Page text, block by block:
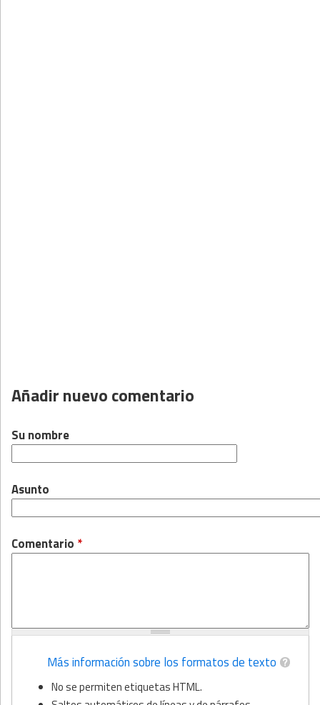
Añadir nuevo comentario
Su nombre
Asunto
Comentario *
Más información sobre los formatos de texto
No se permiten etiquetas HTML.